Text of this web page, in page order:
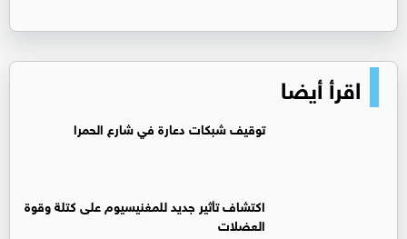
اقرأ أيضا
توقيف شبكات دعارة في شارع الحمرا
اكتشاف تأثير جديد للمغنيسيوم على كتلة وقوة
العضلات